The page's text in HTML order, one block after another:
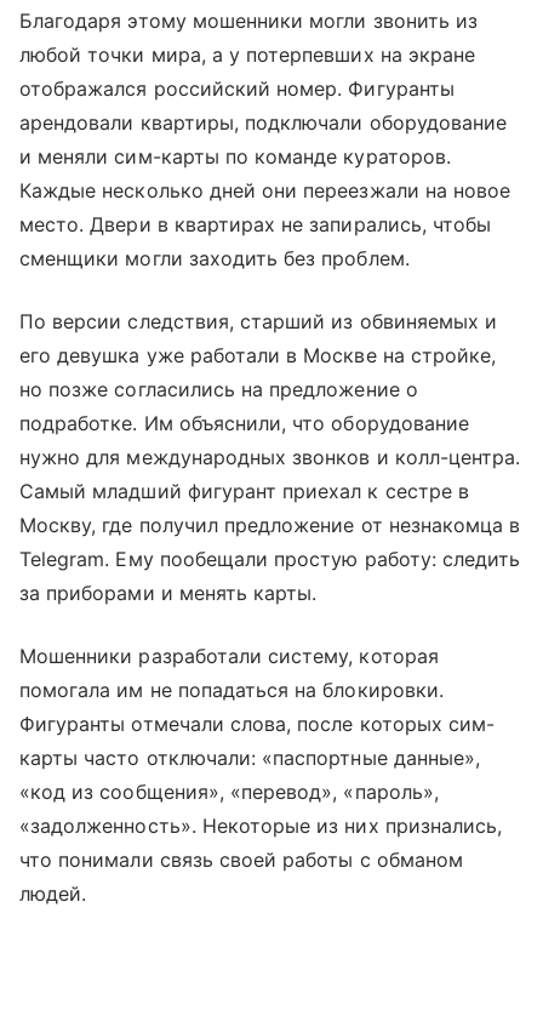
Благодаря этому мошенники могли звонить из
любой точки мира, а у потерпевших на экране
отображался российский номер. Фигуранты
арендовали квартиры, подключали оборудование
и меняли сим-карты по команде кураторов.
Каждые несколько дней они переезжали на новое
место. Двери в квартирах не запирались, чтобы
сменщики могли заходить без проблем.
По версии следствия, старший из обвиняемых и
его девушка уже работали в Москве на стройке,
но позже согласились на предложение о
подработке. Им объяснили, что оборудование
нужно для международных звонков и колл-центра.
Самый младший фигурант приехал к сестре в
Москву, где получил предложение от незнакомца в
Telegram. Ему пообещали простую работу: следить
за приборами и менять карты.
Мошенники разработали систему, которая
помогала им не попадаться на блокировки.
Фигуранты отмечали слова, после которых сим-
карты часто отключали: «паспортные данные»,
«код из сообщения», «перевод», «пароль»,
«задолженность». Некоторые из них признались,
что понимали связь своей работы с обманом
людей.